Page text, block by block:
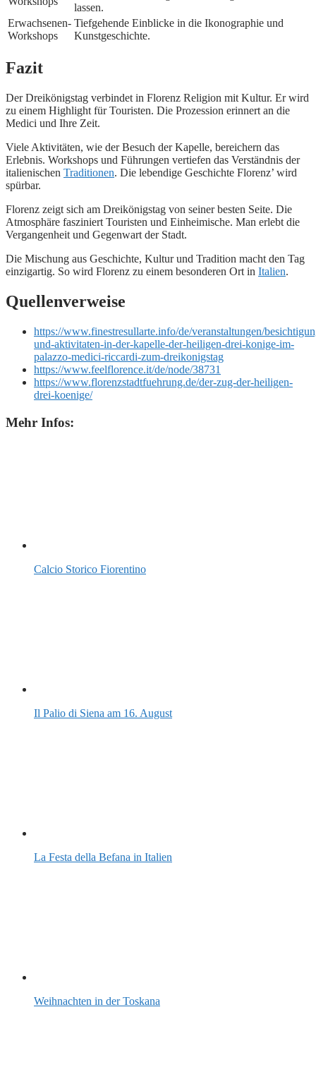
lassen.
Erwachsenen-
Workshops
Tiefgehende Einblicke in die Ikonographie und
Kunstgeschichte.
Fazit
Der Dreikönigstag verbindet in Florenz Religion mit Kultur. Er wird
zu einem Highlight für Touristen. Die Prozession erinnert an die
Medici und Ihre Zeit.
Viele Aktivitäten, wie der Besuch der Kapelle, bereichern das
Erlebnis. Workshops und Führungen vertiefen das Verständnis der
italienischen Traditionen. Die lebendige Geschichte Florenz’ wird
spürbar.
Florenz zeigt sich am Dreikönigstag von seiner besten Seite. Die
Atmosphäre fasziniert Touristen und Einheimische. Man erlebt die
Vergangenheit und Gegenwart der Stadt.
Die Mischung aus Geschichte, Kultur und Tradition macht den Tag
einzigartig. So wird Florenz zu einem besonderen Ort in Italien.
Quellenverweise
https://www.finestresullarte.info/de/veranstaltungen/
und-aktivitaten-in-der-kapelle-der-heiligen-drei-konige-im-
palazzo-medici-riccardi-zum-dreikonigstag
https://www.feelflorence.it/de/node/38731
https://www.florenzstadtfuehrung.de/der-zug-der-heiligen-
drei-koenige/
Mehr Infos:
Calcio Storico Fiorentino
Il Palio di Siena am 16. August
La Festa della Befana in Italien
Weihnachten in der Toskana